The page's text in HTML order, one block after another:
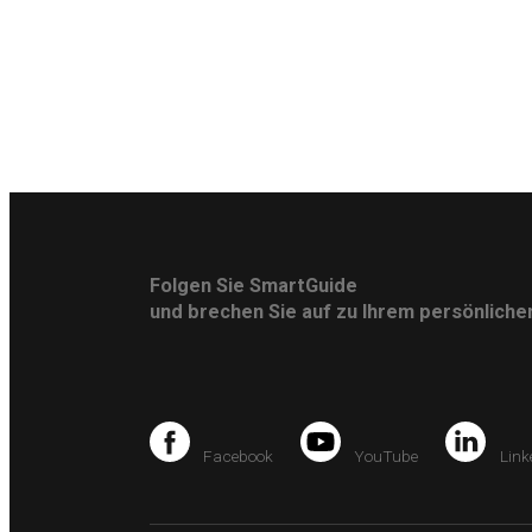
Folgen Sie SmartGuide
und brechen Sie auf zu Ihrem
Facebook YouTube